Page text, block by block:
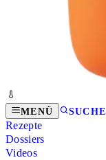
MENÜ SUCHE
Rezepte
Dossiers
Videos